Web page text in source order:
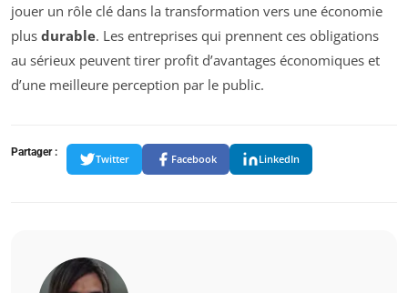
jouer un rôle clé dans la transformation vers une économie
plus durable. Les entreprises qui prennent ces obligations
au sérieux peuvent tirer profit d’avantages économiques et
d’une meilleure perception par le public.
Partager :
Twitter Facebook LinkedIn